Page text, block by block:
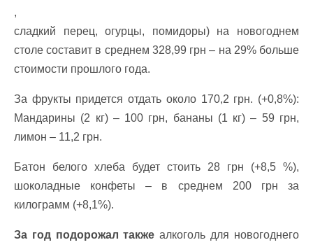
,
сладкий перец, огурцы, помидоры) на новогоднем
столе составит в среднем 328,99 грн – на 29% больше
стоимости прошлого года.
За фрукты придется отдать около 170,2 грн. (+0,8%):
Мандарины (2 кг) – 100 грн, бананы (1 кг) – 59 грн,
лимон – 11,2 грн.
Батон белого хлеба будет стоить 28 грн (+8,5 %),
шоколадные конфеты – в среднем 200 грн за
килограмм (+8,1%).
За год подорожал также алкоголь для новогоднего